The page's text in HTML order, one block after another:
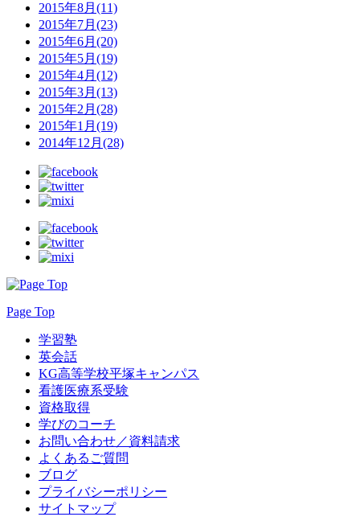
2015年8月(11)
2015年7月(23)
2015年6月(20)
2015年5月(19)
2015年4月(12)
2015年3月(13)
2015年2月(28)
2015年1月(19)
2014年12月(28)
Page Top
学習塾
英会話
KG高等学校平塚キャンパス
看護医療系受験
資格取得
学びのコーチ
お問い合わせ／資料請求
よくあるご質問
ブログ
プライバシーポリシー
サイトマップ